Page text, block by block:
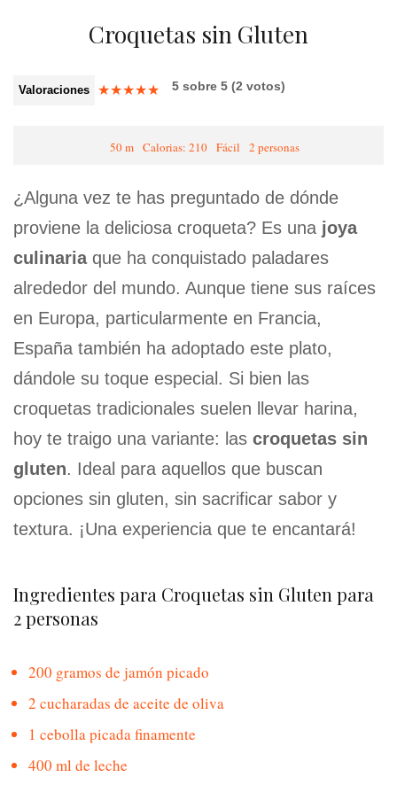
Croquetas sin Gluten
Valoraciones ★★★★★ 5 sobre 5 (2 votos)
50 m Calorias: 210 Fácil 2 personas
¿Alguna vez te has preguntado de dónde
proviene la deliciosa croqueta? Es una joya
culinariaque ha conquistado paladares
alrededor del mundo. Aunque tiene sus raíces
en Europa, particularmente en Francia,
España también ha adoptado este plato,
dándole su toque especial. Si bien las
croquetas tradicionales suelen llevar harina,
hoy te traigo una variante: las croquetas sin
gluten. Ideal para aquellos que buscan
opciones sin gluten, sin sacrificar sabor y
textura. ¡Una experiencia que te encantará!
Ingredientes para Croquetas sin Gluten para
2 personas
200 gramos de jamón picado
2 cucharadas de aceite de oliva
1 cebolla picada finamente
400 ml de leche